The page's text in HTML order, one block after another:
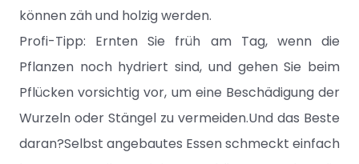
können zäh und holzig werden.
Profi-Tipp: Ernten Sie früh am Tag, wenn die
Pflanzen noch hydriert sind, und gehen Sie beim
Pflücken vorsichtig vor, um eine Beschädigung der
Wurzeln oder Stängel zu vermeiden.Und das Beste
daran?Selbst angebautes Essen schmeckt einfach